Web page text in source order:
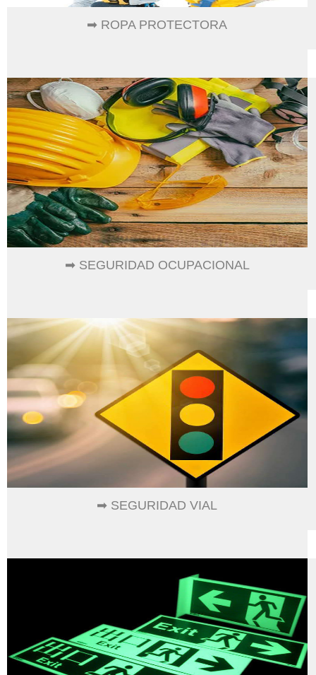
➡ ROPA PROTECTORA
➡ SEGURIDAD OCUPACIONAL
➡ SEGURIDAD VIAL